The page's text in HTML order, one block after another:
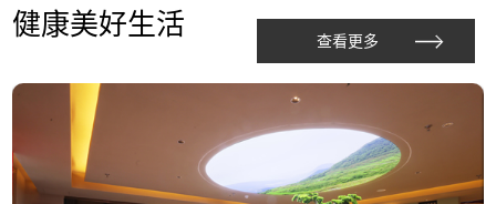
健康美好生活 查看更多